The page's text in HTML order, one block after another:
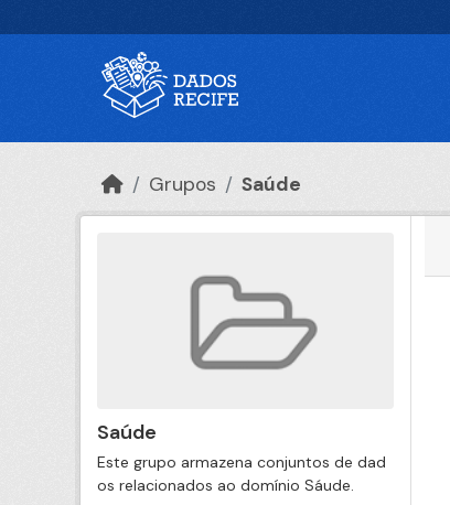
Grupos Saúde
Saúde
Este grupo armazena conjuntos de dad
os relacionados ao domínio Sáude.